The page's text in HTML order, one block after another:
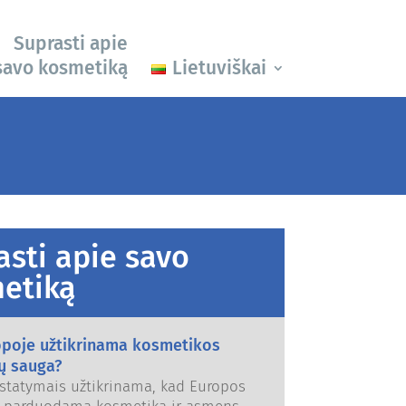
Suprasti apie
kosmetiką
Lietuviškai
apie savo
užtikrinama kosmetikos
sauga?
užtikrinama, kad Europos